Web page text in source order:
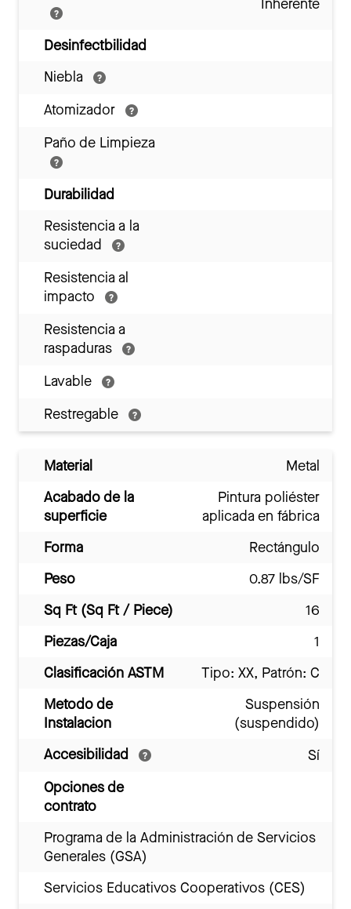
Inherente
Desinfectbilidad
Niebla
Atomizador
Paño de Limpieza
Durabilidad
Resistencia a la
suciedad
Resistencia al
impacto
Resistencia a
raspaduras
Lavable
Restregable
Material
Metal
Acabado de la
superficie
Pintura poliéster
aplicada en fábrica
Forma
Rectángulo
Peso
0.87 lbs/SF
Sq Ft (Sq Ft / Piece)
16
Piezas/Caja
1
Clasificación ASTM
Tipo: XX, Patrón: C
Metodo de
Instalacion
Suspensión
(suspendido)
Accesibilidad
Sí
Opciones de
contrato
Programa de la Administración de Servicios
Generales (GSA)
Servicios Educativos Cooperativos (CES)